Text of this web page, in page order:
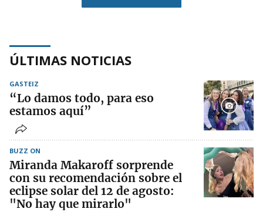
ÚLTIMAS NOTICIAS
GASTEIZ
“Lo damos todo, para eso
estamos aquí”
BUZZ ON
Miranda Makaroff sorprende
con su recomendación sobre el
eclipse solar del 12 de agosto:
"No hay que mirarlo"